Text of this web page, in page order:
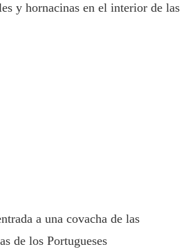
y hornacinas en el interior de las
a una covacha de las
de los Portugueses